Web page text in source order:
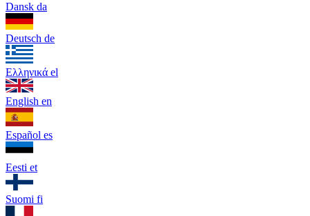
Dansk da
Deutsch de
Ελληνικά el
English en
Español es
Eesti et
Suomi fi